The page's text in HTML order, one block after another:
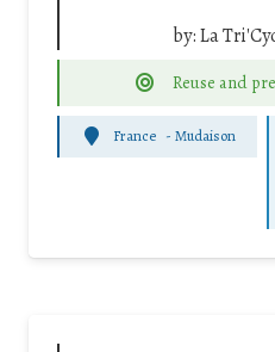
by:La
Reuse and
France - Mudaison